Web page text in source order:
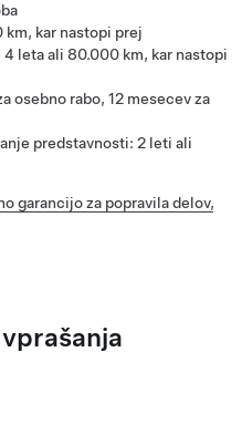
kar nastopi prej
4 leta ali 80.000 km, kar nastopi
osebno rabo, 12 mesecev za
predstavnosti: 2 leti ali
garancijo za popravila delov,